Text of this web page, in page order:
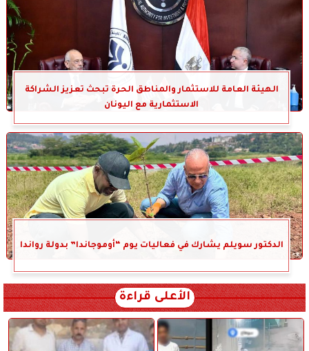
الهيئة العامة للاستثمار والمناطق الحرة تبحث تعزيز الشراكة
الاستثمارية مع اليونان
الدكتور سويلم يشارك في فعاليات يوم “أوموجاندا” بدولة رواندا
الأعلى قراءة